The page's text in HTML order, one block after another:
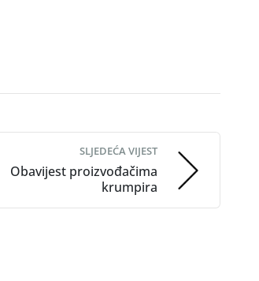
SLJEDEĆA VIJEST
Obavijest proizvođačima
krumpira